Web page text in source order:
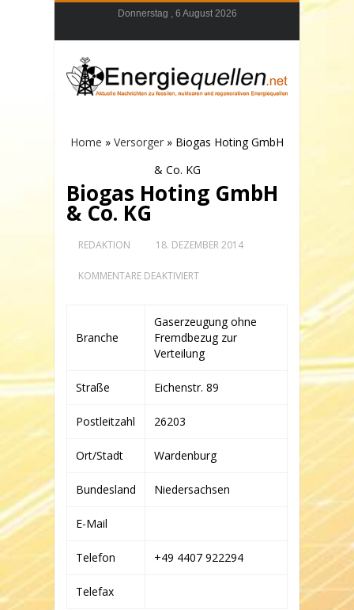
Donnerstag , 6 August 2026
Home » Versorger » Biogas Hoting GmbH
& Co. KG
Biogas Hoting GmbH
& Co. KG
REDAKTION 18. DEZEMBER 2014
KOMMENTARE DEAKTIVIERTFÜR
&
CO.
KG
Branche
Gaserzeugung ohne
Fremdbezug zur
Verteilung
Straße Eichenstr. 89
Postleitzahl 26203
Ort/Stadt Wardenburg
Bundesland Niedersachsen
E-Mail
Telefon +49 4407 922294
Telefax